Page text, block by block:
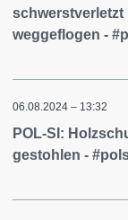
weggeflogen -
06.08.2024 – 13:32
POL-SI:
gestohlen -